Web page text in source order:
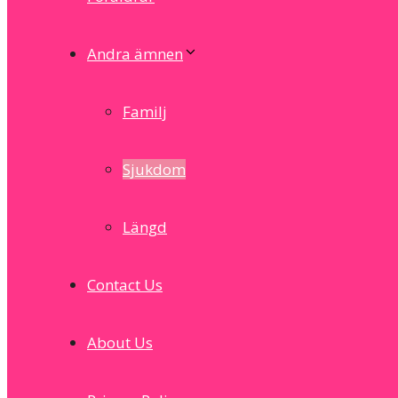
Andra ämnen
Familj
Sjukdom
Längd
Contact Us
About Us